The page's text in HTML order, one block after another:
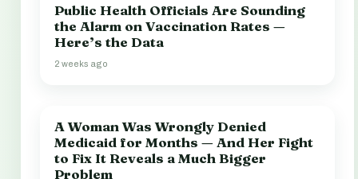
Public Health Officials Are Sounding
the Alarm on Vaccination Rates —
Here’s the Data
2 weeks ago
A Woman Was Wrongly Denied
Medicaid for Months — And Her Fight
to Fix It Reveals a Much Bigger
Problem